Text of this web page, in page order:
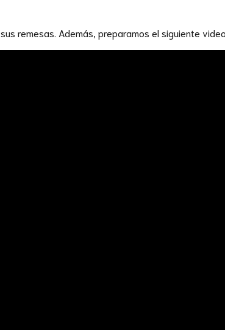
remesas. Además, preparamos el siguiente